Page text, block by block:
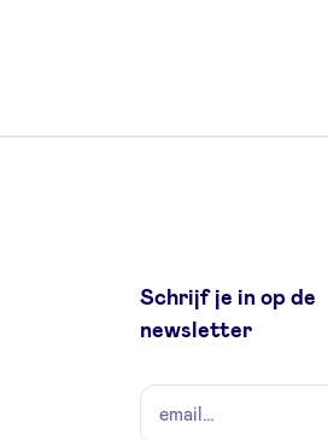
Schrijf je in op de
newsletter
naam
email